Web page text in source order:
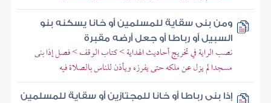
ومن بنى سقاية للمسلمين أو خانا يسكنه بنو
السبيل أو رباطا أو جعل أرضه مقبرة
نصب الراية في تخريج أحاديث الهداية > كتاب الوقف > فصل إذا بنى
مسجدا لم يزل عن ملكه حتى يفرزه ويأذن للناس بالصلاة فيه
إذا بنى رباطا أو خانا للمجتازين أو سقاية للمسلمين